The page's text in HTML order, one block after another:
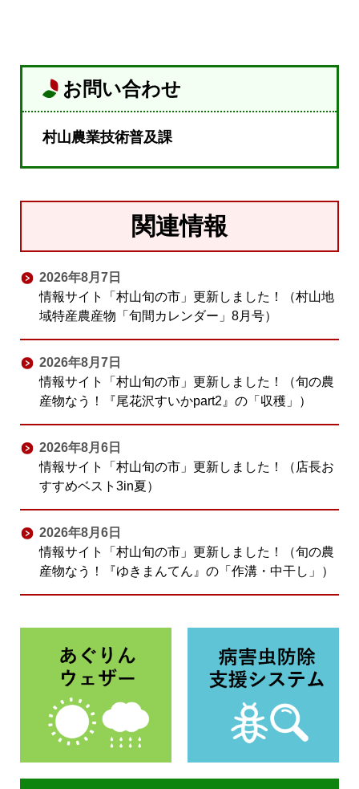
お問い合わせ
村山農業技術普及課
関連情報
2026年8月7日
情報サイト「村山旬の市」更新しました！（村山地
域特産農産物「旬間カレンダー」8月号）
2026年8月7日
情報サイト「村山旬の市」更新しました！（旬の農
産物なう！『尾花沢すいかpart2』の「収穫」）
2026年8月6日
情報サイト「村山旬の市」更新しました！（店長お
すすめベスト3in夏）
2026年8月6日
情報サイト「村山旬の市」更新しました！（旬の農
産物なう！『ゆきまんてん』の「作溝・中干し」）